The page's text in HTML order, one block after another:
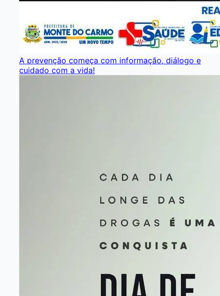
A prevenção começa com informação, diálogo e
cuidado com a vida!